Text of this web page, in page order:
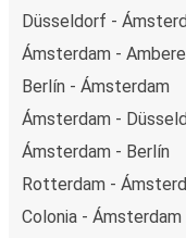
Düsseldorf -
Ámsterdam -
Berlín - Ámsterdam
Ámsterdam -
Ámsterdam - Berlín
Rotterdam -
Colonia - Ámsterdam